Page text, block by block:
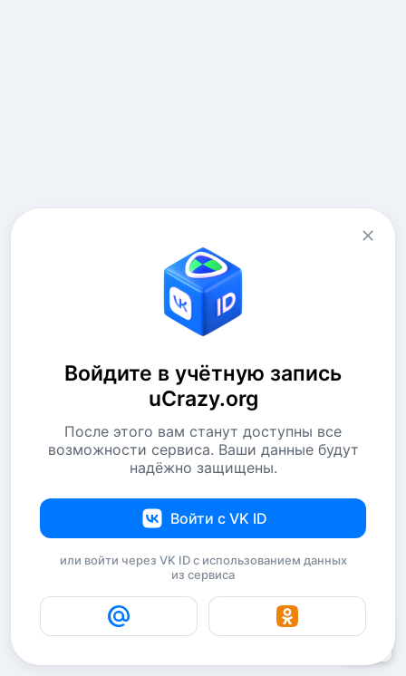
Войдите в учётную запись
uCrazy.org
После этого вам станут доступны все
возможности сервиса. Ваши данные будут
надёжно защищены.
Войти с VK ID
или войти через VK ID с использованием данных
из сервиса